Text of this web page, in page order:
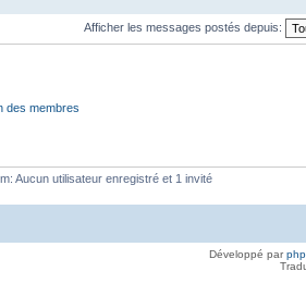
Afficher les messages postés depuis:
des membres
Aucun utilisateur enregistré et 1 invité
Développé par